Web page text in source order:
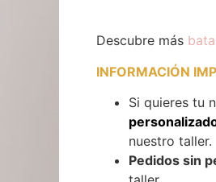
Descubre más
INFORMACIÓN
Si quieres tu
nuestro taller.
Pedidos sin